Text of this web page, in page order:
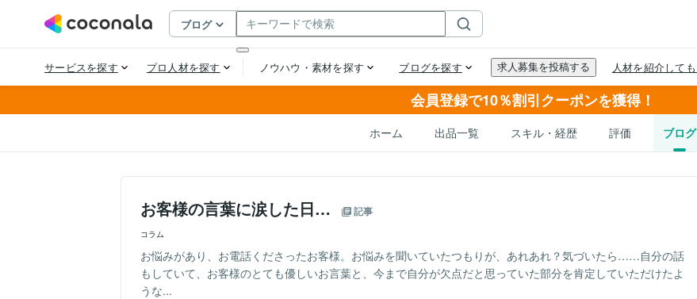
会員登録で10％割引クーポンを獲得！
ホーム 出品一覧 スキル・経歴 評価 ブログ
お客様の言葉に涙した日… 記事
コラム
お悩みがあり、お電話くださったお客様。お悩みを聞いていたつもりが、あれあれ？気づいたら……自分の話
もしていて、お客様のとても優しいお言葉と、今まで自分が欠点だと思っていた部分を肯定していただけたよ
うな...